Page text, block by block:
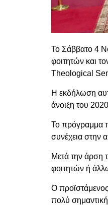
Το Σάββατο 4
φοιτητών και
Theological
Η εκδήλωση
άνοιξη του
Το πρόγραμμα
συνέχεια στην
Μετά την άρση
φοιτητών ή
Ο
πολύ